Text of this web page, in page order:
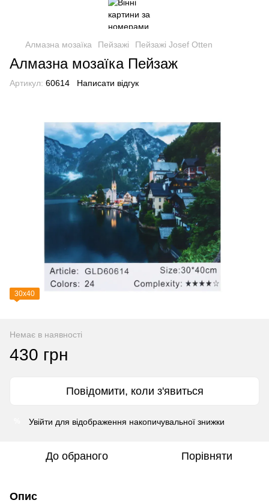
Алмазна мозаїка Пейзажі Пейзажі Josef Otten
Алмазна мозаїка Пейзаж
Артикул: 60614 Написати відгук
30х40
Немає в наявності
430 грн
Повідомити, коли з'явиться
Увійти для відображення накопичувальної знижки
До обраного Порівняти
Опис